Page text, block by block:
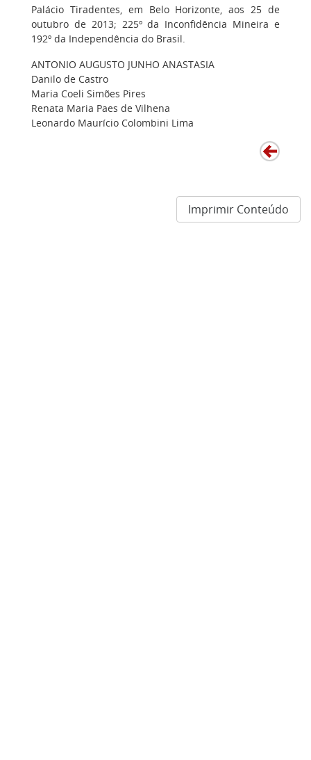
Palácio Tiradentes, em Belo Horizonte, aos 25 de
outubro de 2013; 225º da Inconfidência Mineira e
192º da Independência do Brasil.
ANTONIO AUGUSTO JUNHO ANASTASIA
Danilo de Castro
Maria Coeli Simões Pires
Renata Maria Paes de Vilhena
Leonardo Maurício Colombini Lima
Imprimir Conteúdo